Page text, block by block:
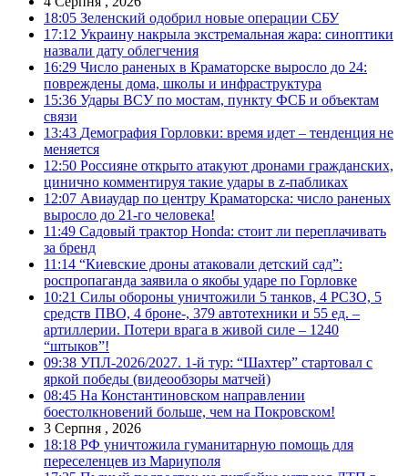
18:05 Зеленский одобрил новые операции СБУ
17:12 Украину накрыла экстремальная жара: синоптики
назвали дату облегчения
16:29 Число раненых в Краматорске выросло до 24:
повреждены дома, школы и инфраструктура
15:36 Удары ВСУ по мостам, пункту ФСБ и объектам
связи
13:43 Демография Горловки: время идет – тенденция не
меняется
12:50 Россияне открыто атакуют дронами гражданских,
цинично комментируя такие удары в z-пабликах
12:07 Авиаудар по центру Краматорска: число раненых
выросло до 21-го человека!
11:49 Садовый трактор Honda: стоит ли переплачивать
за бренд
11:14 “Киевские дроны атаковали детский сад”:
роспропаганда заявила о якобы ударе по Горловке
10:21 Силы обороны уничтожили 5 танков, 4 РСЗО, 5
средств ПВО, 4 броне-, 379 автотехники и 55 ед. –
артиллерии. Потери врага в живой силе – 1240
“штыков”!
09:38 УПЛ-2026/2027. 1-й тур: “Шахтер” стартовал с
яркой победы (видеообзоры матчей)
08:45 На Константиновском направлении
боестолкновений больше, чем на Покровском!
3 Серпня , 2026
18:18 РФ уничтожила гуманитарную помощь для
переселенцев из Мариуполя